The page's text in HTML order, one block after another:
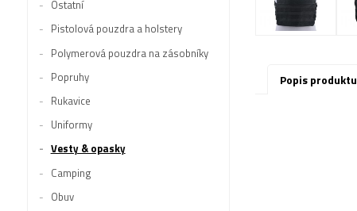
Ostatní
Pistolová pouzdra a holstery
Polymerová pouzdra na zásobníky
Popruhy
Rukavice
Uniformy
Vesty & opasky
Camping
Obuv
Popis produktu